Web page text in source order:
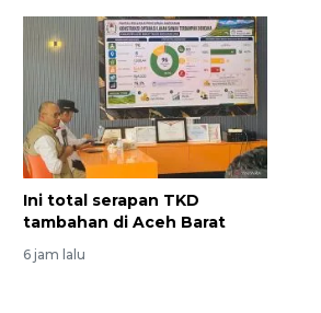
Ini total serapan TKD
tambahan di Aceh Barat
6 jam lalu
triwulan II-2026
5,29 persen
06 18:45:00